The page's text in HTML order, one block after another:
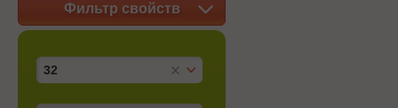
Фильтр свойств
32